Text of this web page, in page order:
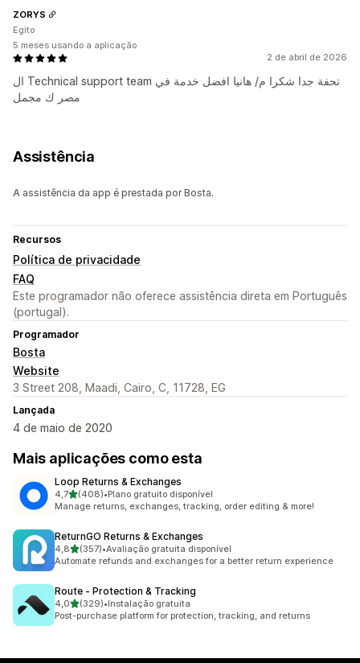
2 de abril de 2026
ال Technical support team تحفة جدا شكرا م/ هانيا افضل خدمة في
مصر ك مجمل
ZORYS
Egito
5 meses usando a aplicação
Assistência
A assistência da app é prestada por Bosta.
Recursos
Política de privacidade
FAQ
Este programador não oferece assistência direta em Português
(portugal).
Programador
Bosta
Website
3 Street 208, Maadi, Cairo, C, 11728, EG
Lançada
4 de maio de 2020
Mais aplicações como esta
Loop Returns & Exchanges
4,7de 5 estrelas
(408)
408 total de avaliações
•Plano gratuito disponível
Manage returns, exchanges, tracking, order editing & more!
ReturnGO Returns & Exchanges
4,8de 5 estrelas
(357)
357 total de avaliações
•Avaliação gratuita disponível
Automate refunds and exchanges for a better return experience
Route ‑ Protection & Tracking
4,0de 5 estrelas
(329)
329 total de avaliações
•Instalação gratuita
Post-purchase platform for protection, tracking, and returns